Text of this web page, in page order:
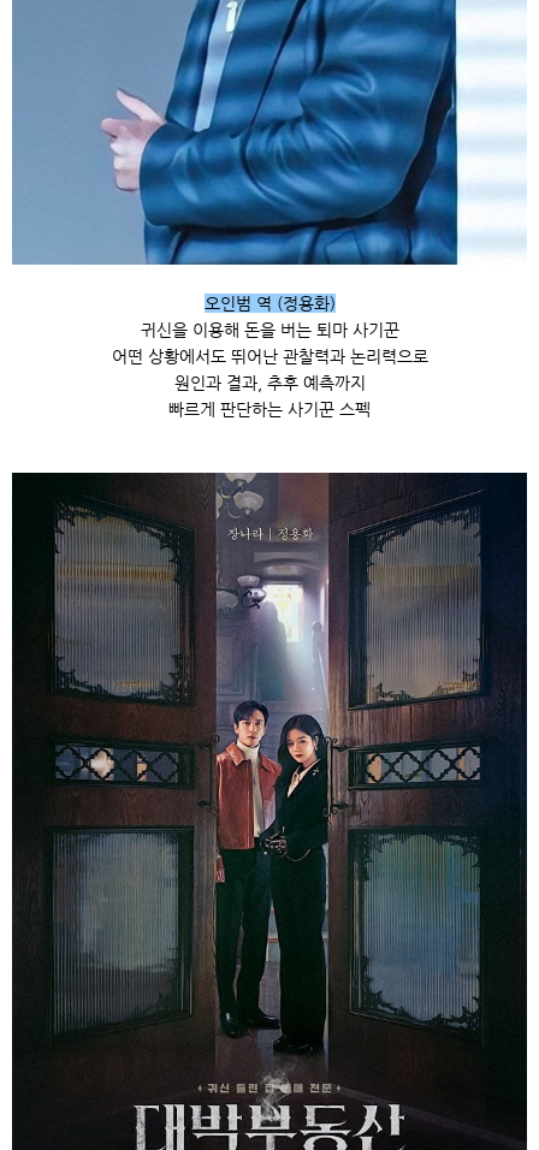
오인범 역 (정용화)
귀신을 이용해 돈을 버는 퇴마 사기꾼
어떤 상황에서도 뛰어난 관찰력과 논리력으로
원인과 결과, 추후 예측까지
빠르게 판단하는 사기꾼 스펙